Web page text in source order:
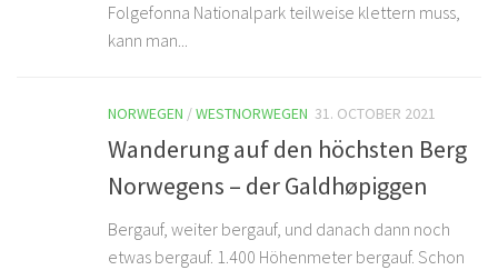
Folgefonna Nationalpark teilweise klettern muss,
kann man...
NORWEGEN /WESTNORWEGEN 31. OCTOBER 2021
Wanderung auf den höchsten Berg
Norwegens – der Galdhøpiggen
Bergauf, weiter bergauf, und danach dann noch
etwas bergauf. 1.400 Höhenmeter bergauf. Schon